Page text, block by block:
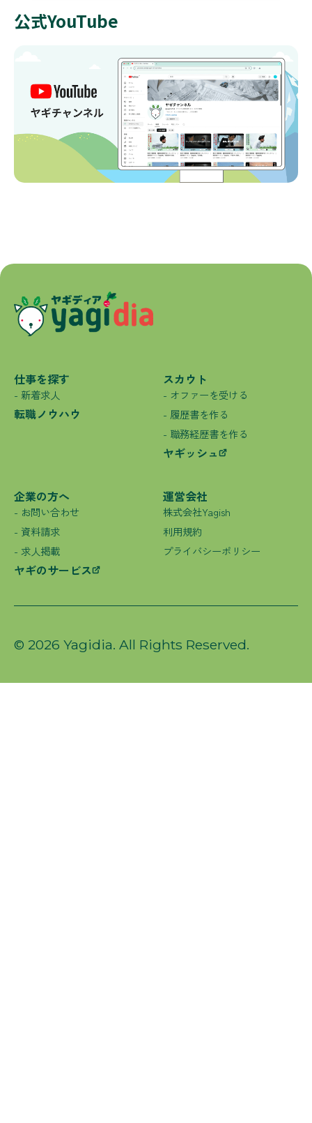
公式YouTube
仕事を探す
- 新着求人
転職ノウハウ
スカウト
- オファーを受ける
- 履歴書を作る
- 職務経歴書を作る
ヤギッシュ
企業の方へ
- お問い合わせ
- 資料請求
- 求人掲載
ヤギのサービス
運営会社
株式会社Yagish
利用規約
プライバシーポリシー
© 2026 Yagidia. All Rights Reserved.